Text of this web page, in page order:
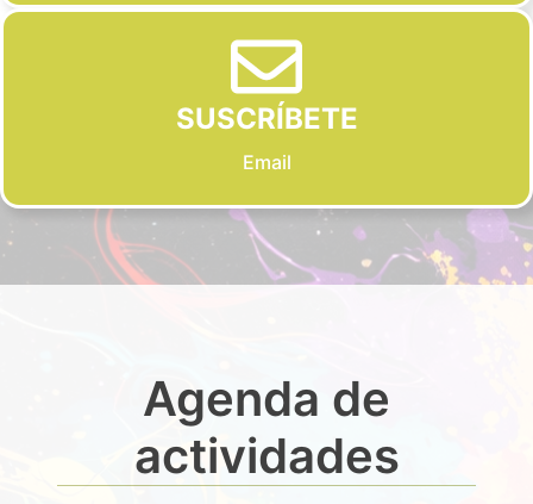
SUSCRÍBETE
Email
Agenda de
actividades